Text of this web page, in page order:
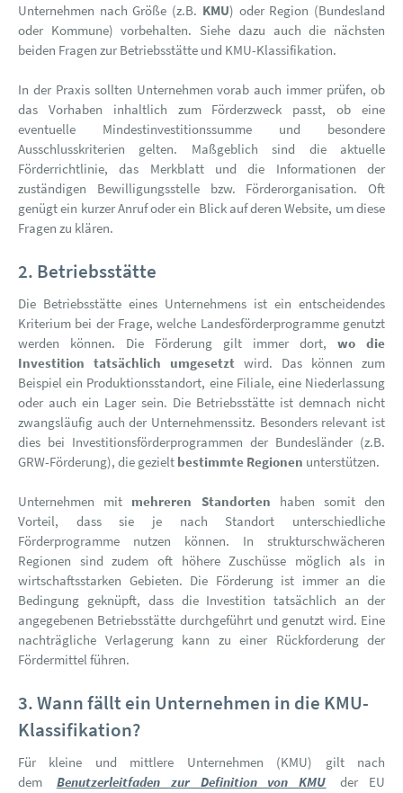
Unternehmen nach Größe (z.B. KMU) oder Region (Bundesland
oder Kommune) vorbehalten. Siehe dazu auch die nächsten
beiden Fragen zur Betriebsstätte und KMU-Klassifikation.
In der Praxis sollten Unternehmen vorab auch immer prüfen, ob
das Vorhaben inhaltlich zum Förderzweck passt, ob eine
eventuelle Mindestinvestitionssumme und besondere
Ausschlusskriterien gelten. Maßgeblich sind die aktuelle
Förderrichtlinie, das Merkblatt und die Informationen der
zuständigen Bewilligungsstelle bzw. Förderorganisation. Oft
genügt ein kurzer Anruf oder ein Blick auf deren Website, um diese
Fragen zu klären.
2. Betriebsstätte
Die Betriebsstätte eines Unternehmens ist ein entscheidendes
Kriterium bei der Frage, welche Landesförderprogramme genutzt
werden können. Die Förderung gilt immer dort, wo die
Investition tatsächlich umgesetzt wird. Das können zum
Beispiel ein Produktionsstandort, eine Filiale, eine Niederlassung
oder auch ein Lager sein. Die Betriebsstätte ist demnach nicht
zwangsläufig auch der Unternehmenssitz. Besonders relevant ist
dies bei Investitionsförderprogrammen der Bundesländer (z.B.
GRW-Förderung), die gezielt bestimmte Regionen unterstützen.
Unternehmen mit mehreren Standorten haben somit den
Vorteil, dass sie je nach Standort unterschiedliche
Förderprogramme nutzen können. In strukturschwächeren
Regionen sind zudem oft höhere Zuschüsse möglich als in
wirtschaftsstarken Gebieten. Die Förderung ist immer an die
Bedingung geknüpft, dass die Investition tatsächlich an der
angegebenen Betriebsstätte durchgeführt und genutzt wird. Eine
nachträgliche Verlagerung kann zu einer Rückforderung der
Fördermittel führen.
3. Wann fällt ein Unternehmen in die KMU-
Klassifikation?
Für kleine und mittlere Unternehmen (KMU) gilt nach
dem
Benutzerleitfaden zur Definition von KMU
der EU